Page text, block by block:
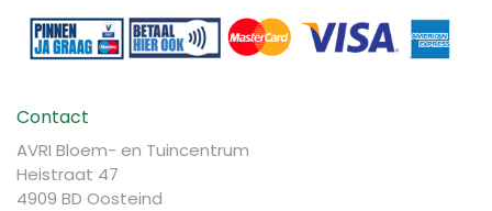
Contact
AVRI Bloem- en Tuincentrum
Heistraat 47
4909 BD Oosteind